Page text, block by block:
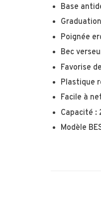
Base
Poignée
Bec
Favorise
Plastique
Facile à
Capacité
Modèle